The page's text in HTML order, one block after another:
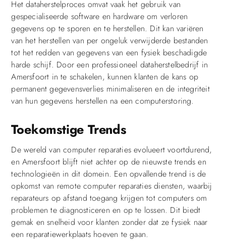
Het dataherstelproces omvat vaak het gebruik van
gespecialiseerde software en hardware om verloren
gegevens op te sporen en te herstellen. Dit kan variëren
van het herstellen van per ongeluk verwijderde bestanden
tot het redden van gegevens van een fysiek beschadigde
harde schijf. Door een professioneel dataherstelbedrijf in
Amersfoort in te schakelen, kunnen klanten de kans op
permanent gegevensverlies minimaliseren en de integriteit
van hun gegevens herstellen na een computerstoring.
Toekomstige Trends
De wereld van computer reparaties evolueert voortdurend,
en Amersfoort blijft niet achter op de nieuwste trends en
technologieën in dit domein. Een opvallende trend is de
opkomst van remote computer reparaties diensten, waarbij
reparateurs op afstand toegang krijgen tot computers om
problemen te diagnosticeren en op te lossen. Dit biedt
gemak en snelheid voor klanten zonder dat ze fysiek naar
een reparatiewerkplaats hoeven te gaan.